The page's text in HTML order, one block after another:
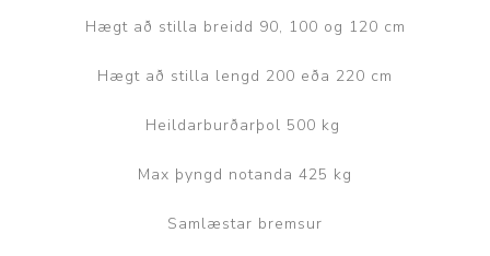
Hægt að stilla breidd 90, 100 og 120 cm
Hægt að stilla lengd 200 eða 220 cm
Heildarburðarþol 500 kg
Max þyngd notanda 425 kg
Samlæstar bremsur